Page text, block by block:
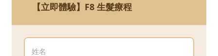
【立即體驗】F8 生髮療程